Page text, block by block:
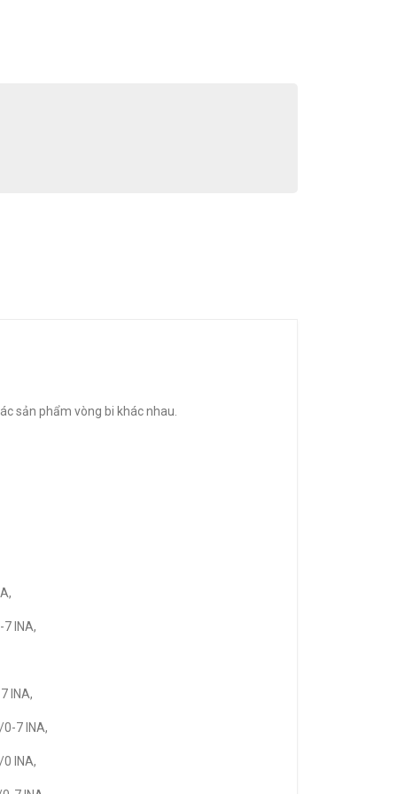
sản phẩm vòng bi khác nhau.
INA,
INA,
7 INA,
INA,